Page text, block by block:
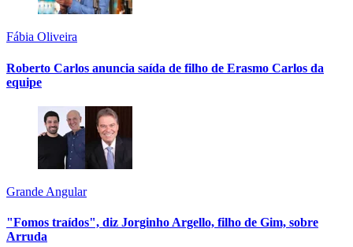
Fábia Oliveira
Roberto Carlos anuncia saída de filho de Erasmo Carlos da
equipe
Grande Angular
"Fomos traídos", diz Jorginho Argello, filho de Gim, sobre
Arruda